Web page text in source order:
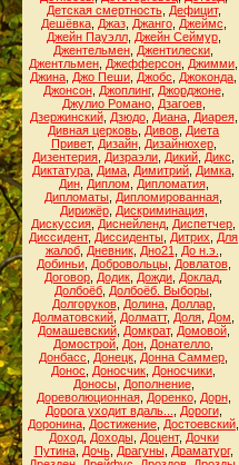
Детская смертность, Дефицит,
Дешёвка, Джаз, Джанго, Джеймс
Джейн Пауэлл, Джейн Сеймур,
Джентельмен Джентилески
Джентльмен Джефферсон Джимми
Джина Джо Пеши Джобс Джоконда
Джонсон, Джоплинг, Джорджоне,
Джулио Романо, Дзагоев,
Дзержинский, Дзюдо, Диана, Диарея,
Дивная церковь Дивов Диета
Привет, Дизайн, Дизайнюхер,
Дизентерия Дизраэли Дикий Дикс
Диктатура Дима Димитрий Димка
Дин, Диплом Дипломатия,
Дипломаты Дипломированная
Дирижёр, Дискриминация,
Дискуссия Диснейленд Диспетчер
Диссидент, Диссиденты Дитрих
Для
жалоб, Дневник, Дно21 До н.э.
Добиньи, Добровольцы, Довлатов,
Договор Додик Дожди Доклад
Долбоёб Долбоёб. Выборы
Долгоруков, Долина, Доллар,
Долматовский Долматт, Доля Дом
Домашевский, Домкрат, Домовой,
Домострой Дон Донателло
Донбасс
Донецк Донна Саммер
Донос
Доносчик Доносчики
Доносы, Дополнение,
Дореволюционная, Доренко, Дорн,
Дорога уходит вдаль...
Дороги,
Доронина Достижение Достоевский
Доход, Доходы, Доцент, Дочки
Путина, Дочь, Драгуны, Драматург,